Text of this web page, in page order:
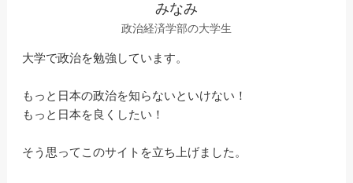
みなみ
政治経済学部の大学生
大学で政治を勉強しています。
もっと日本の政治を知らないといけない！
もっと日本を良くしたい！
そう思ってこのサイトを立ち上げました。